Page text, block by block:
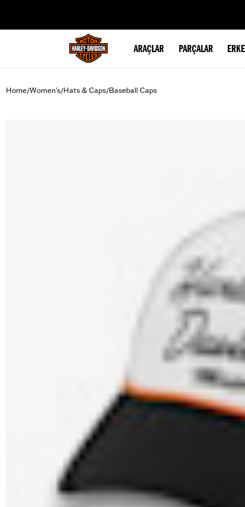
ARAÇLAR PARÇALAR
Home/Women's/Hats & Caps/Baseball Caps